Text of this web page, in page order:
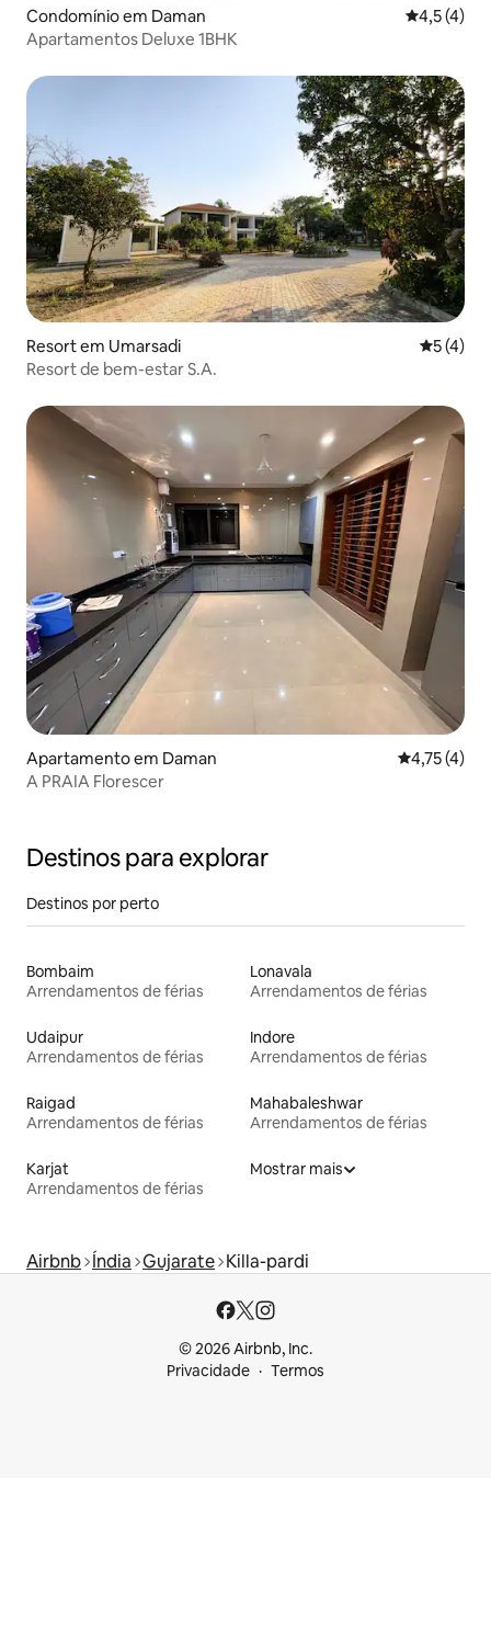
Condomínio em Daman
4,5 (4)
Apartamentos Deluxe 1BHK
Resort em Umarsadi
5 (4)
Resort de bem-estar S.A.
Apartamento em Daman
4,75 (4)
A PRAIA Florescer
Destinos para explorar
Destinos por perto
Bombaim
Arrendamentos de férias
Lonavala
Arrendamentos de férias
Udaipur
Arrendamentos de férias
Indore
Arrendamentos de férias
Raigad
Arrendamentos de férias
Mahabaleshwar
Arrendamentos de férias
Karjat
Arrendamentos de férias
Mostrar mais
Airbnb Índia Gujarate Killa-pardi
© 2026 Airbnb, Inc.
Privacidade
Termos